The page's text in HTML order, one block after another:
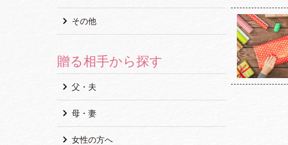
その他
贈る相手から探す
父・夫
母・妻
女性の方へ